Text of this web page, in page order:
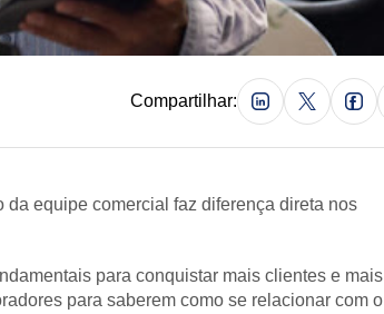
Compartilhar:
equipe comercial faz diferença direta nos
para conquistar mais clientes e mais
para saberem como se relacionar com o